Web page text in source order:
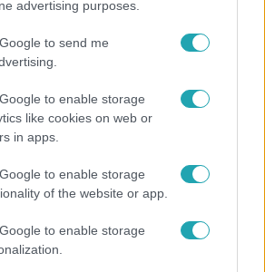
advertising purposes.
to send me
to enable storage
like cookies on web or
in apps.
to enable storage
of the website or app.
to enable storage
2:14